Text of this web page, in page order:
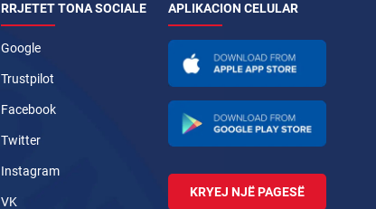
RRJETET TONA SOCIALE
Google
Trustpilot
Facebook
Twitter
Instagram
VK
APLIKACION CELULAR
KRYEJ NJË PAGESË